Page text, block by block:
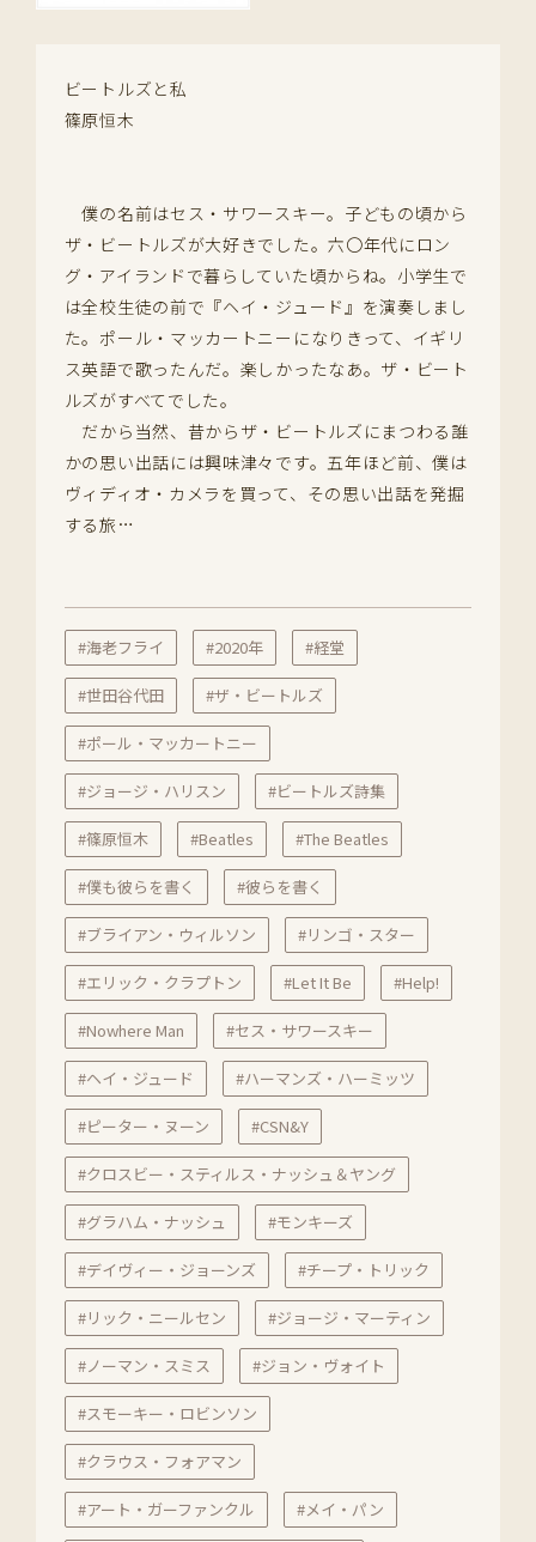
ビートルズと私
篠原恒木
僕の名前はセス・サワースキー。子どもの頃から
ザ・ビートルズが大好きでした。六〇年代にロン
グ・アイランドで暮らしていた頃からね。小学生で
は全校生徒の前で『ヘイ・ジュード』を演奏しまし
た。ポール・マッカートニーになりきって、イギリ
ス英語で歌ったんだ。楽しかったなあ。ザ・ビート
ルズがすべてでした。
だから当然、昔からザ・ビートルズにまつわる誰
かの思い出話には興味津々です。五年ほど前、僕は
ヴィディオ・カメラを買って、その思い出話を発掘
する旅…
#海老フライ #2020年 #経堂
#世田谷代田 #ザ・ビートルズ
#ポール・マッカートニー
#ジョージ・ハリスン #ビートルズ詩集
#篠原恒木 #Beatles #The Beatles
#僕も彼らを書く #彼らを書く
#ブライアン・ウィルソン #リンゴ・スター
#エリック・クラプトン #Let It Be #Help!
#Nowhere Man #セス・サワースキー
#ヘイ・ジュード #ハーマンズ・ハーミッツ
#ピーター・ヌーン #CSN&Y
#クロスビー・スティルス・ナッシュ＆ヤング
#グラハム・ナッシュ #モンキーズ
#デイヴィー・ジョーンズ #チープ・トリック
#リック・ニールセン #ジョージ・マーティン
#ノーマン・スミス #ジョン・ヴォイト
#スモーキー・ロビンソン
#クラウス・フォアマン
#アート・ガーファンクル #メイ・パン